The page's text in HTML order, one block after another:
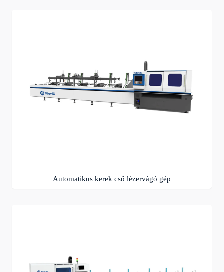
Automatikus kerek cső lézervágó gép